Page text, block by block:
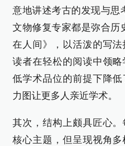
意地讲述考古的发现与思
文物修复专家都是弥合历
在人间》，以活泼的写
读者在轻松的阅读中领
低学术品位的前提下降低
力图让更多人亲近学术。
其次，结构上颇具匠心
核心主题，但呈现视角